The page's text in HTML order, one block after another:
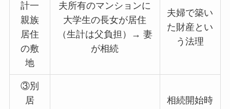
計一
親族
居住
の敷
地
夫所有のマンションに
大学生の長女が居住
（生計は父負担）→ 妻
が相続
夫婦で築い
た財産とい
う法理
③別
居
相続開始時